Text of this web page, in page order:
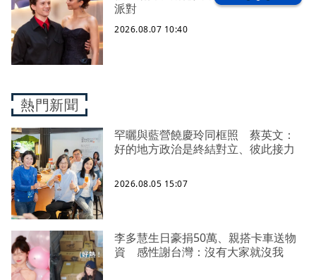
派對
2026.08.07 10:40
熱門新聞
罕曬與藍營饒慶玲同框照 蔡英文：
好的地方政治是終結對立、彼此接力
2026.08.05 15:07
李多慧生日豪捐50萬、親搭卡車送物
資 感性謝台灣：沒有大家就沒我